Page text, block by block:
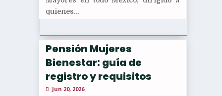
quienes...
Pensión Mujeres
Bienestar: guía de
registro y requisitos
Jun 20, 2026